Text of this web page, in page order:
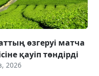
өзгеруі матча
қауіп төндірді
2026